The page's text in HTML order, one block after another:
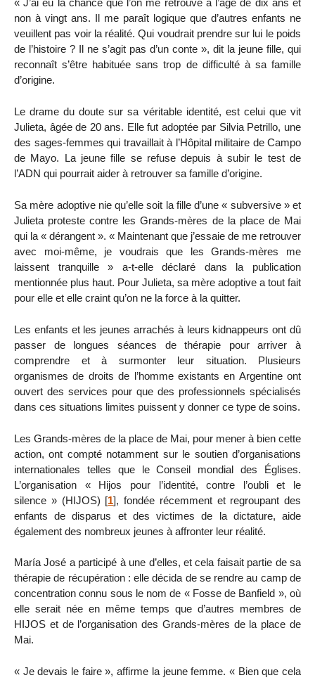
« J’ai eu la chance que l’on me retrouve à l’âge de dix ans et
non à vingt ans. Il me paraît logique que d’autres enfants ne
veuillent pas voir la réalité. Qui voudrait prendre sur lui le poids
de l’histoire ? Il ne s’agit pas d’un conte », dit la jeune fille, qui
reconnaît s’être habituée sans trop de difficulté à sa famille
d’origine.
Le drame du doute sur sa véritable identité, est celui que vit
Julieta, âgée de 20 ans. Elle fut adoptée par Silvia Petrillo, une
des sages-femmes qui travaillait à l’Hôpital militaire de Campo
de Mayo. La jeune fille se refuse depuis à subir le test de
l’ADN qui pourrait aider à retrouver sa famille d’origine.
Sa mère adoptive nie qu’elle soit la fille d’une « subversive » et
Julieta proteste contre les Grands-mères de la place de Mai
qui la « dérangent ». « Maintenant que j’essaie de me retrouver
avec moi-même, je voudrais que les Grands-mères me
laissent tranquille » a-t-elle déclaré dans la publication
mentionnée plus haut. Pour Julieta, sa mère adoptive a tout fait
pour elle et elle craint qu’on ne la force à la quitter.
Les enfants et les jeunes arrachés à leurs kidnappeurs ont dû
passer de longues séances de thérapie pour arriver à
comprendre et à surmonter leur situation. Plusieurs
organismes de droits de l’homme existants en Argentine ont
ouvert des services pour que des professionnels spécialisés
dans ces situations limites puissent y donner ce type de soins.
Les Grands-mères de la place de Mai, pour mener à bien cette
action, ont compté notamment sur le soutien d’organisations
internationales telles que le Conseil mondial des Églises.
L’organisation « Hijos pour l’identité, contre l’oubli et le
silence » (HIJOS) [1], fondée récemment et regroupant des
enfants de disparus et des victimes de la dictature, aide
également des nombreux jeunes à affronter leur réalité.
María José a participé à une d’elles, et cela faisait partie de sa
thérapie de récupération : elle décida de se rendre au camp de
concentration connu sous le nom de « Fosse de Banfield », où
elle serait née en même temps que d’autres membres de
HIJOS et de l’organisation des Grands-mères de la place de
Mai.
« Je devais le faire », affirme la jeune femme. « Bien que cela